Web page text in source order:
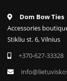
Dom Bow Ties
Accessories
Stikliu st. 6, Vilnius
+370-627-33328